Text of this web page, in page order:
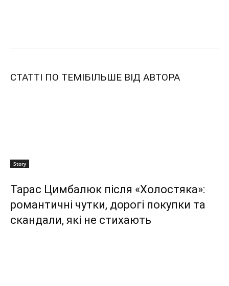
СТАТТІ ПО ТЕМІБІЛЬШЕ ВІД АВТОРА
Story
Тарас Цимбалюк після «Холостяка»:
романтичні чутки, дорогі покупки та
скандали, які не стихають